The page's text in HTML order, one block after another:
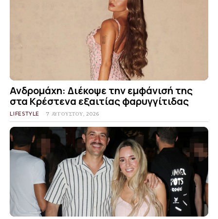
Ανδρομάχη: Διέκοψε την εμφάνισή της
στα Κρέστενα εξαιτίας φαρυγγίτιδας
LIFESTYLE 7 ΑΥΓΟΎΣΤΟΥ, 2026